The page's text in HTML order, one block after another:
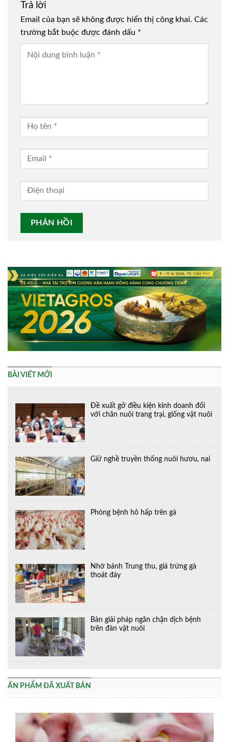
Trả lời
Email của bạn sẽ không được hiển thị công khai. Các
trường bắt buộc được đánh dấu *
BÀI VIẾT MỚI
Đề xuất gỡ điều kiện kinh doanh đối
với chăn nuôi trang trại, giống vật nuôi
Giữ nghề truyền thống nuôi hươu, nai
Phòng bệnh hô hấp trên gà
Nhờ bánh Trung thu, giá trứng gà
thoát đáy
Bàn giải pháp ngăn chặn dịch bệnh
trên đàn vật nuôi
ẤN PHẨM ĐÃ XUẤT BẢN